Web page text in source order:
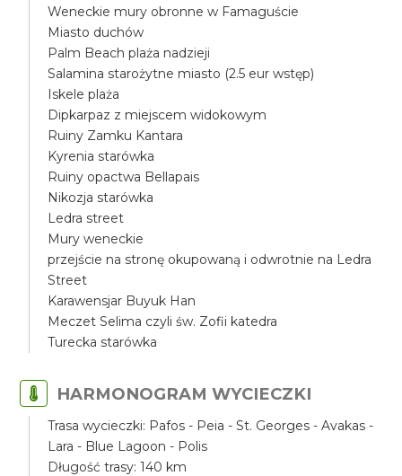
Weneckie mury obronne w Famaguście
Miasto duchów
Palm Beach plaża nadzieji
Salamina starożytne miasto (2.5 eur wstęp)
Iskele plaża
Dipkarpaz z miejscem widokowym
Ruiny Zamku Kantara
Kyrenia starówka
Ruiny opactwa Bellapais
Nikozja starówka
Ledra street
Mury weneckie
przejście na stronę okupowaną i odwrotnie na Ledra
Street
Karawensjar Buyuk Han
Meczet Selima czyli św. Zofii katedra
Turecka starówka
HARMONOGRAM WYCIECZKI
Trasa wycieczki: Pafos - Peia - St. Georges - Avakas -
Lara - Blue Lagoon - Polis
Długość trasy: 140 km